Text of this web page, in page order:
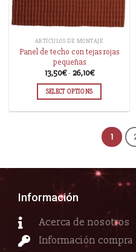
ARTÍCULOS DE MONTAJE
Panel de techo con tejas rojas
pequeñas
13,50€ - 26,10€
SELECT OPTIONS
1
Información
Acerca de nosotros
Información compra